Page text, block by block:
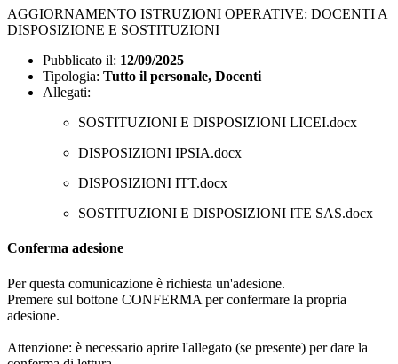
AGGIORNAMENTO ISTRUZIONI OPERATIVE: DOCENTI A
DISPOSIZIONE E SOSTITUZIONI
Pubblicato il: 12/09/2025
Tipologia: Tutto il personale, Docenti
Allegati:
SOSTITUZIONI E DISPOSIZIONI LICEI.docx
DISPOSIZIONI IPSIA.docx
DISPOSIZIONI ITT.docx
SOSTITUZIONI E DISPOSIZIONI ITE SAS.docx
Conferma adesione
Per questa comunicazione è richiesta un'adesione.
Premere sul bottone CONFERMA per confermare la propria
adesione.
Attenzione: è necessario aprire l'allegato (se presente) per dare la